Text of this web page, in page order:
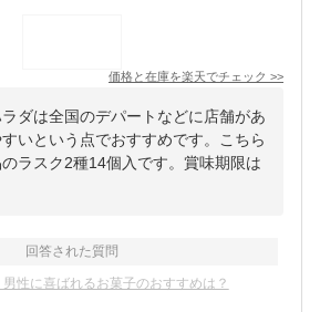
価格と在庫を楽天でチェック >>
ダは全国のデパートなどに店舗があ
いという点でおすすめです。こちら
ラスク2種14個入です。賞味期限は
回答された質問
性に喜ばれるお菓子のおすすめは？